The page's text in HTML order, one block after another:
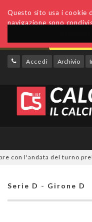
Questo sito usa i cookie
navigazione sono
Accedi Archivio
l'andata del turno
Serie D - Girone D